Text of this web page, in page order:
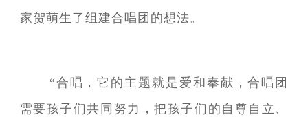
家贺萌生了组建合唱团的想法。
“合唱，它的主题就是爱和奉献，合唱团
需要孩子们共同努力，把孩子们的自尊自立、